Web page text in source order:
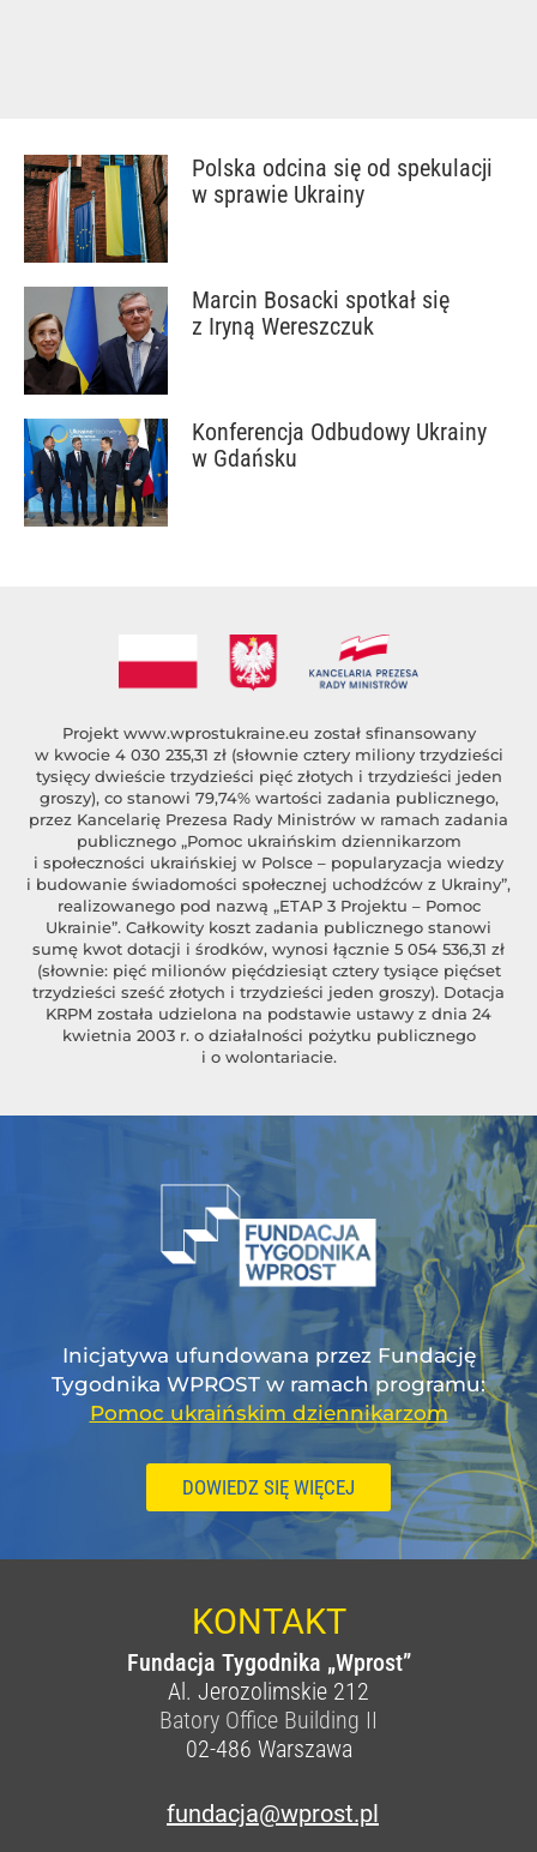
Polska odcina się od spekulacji
w sprawie Ukrainy
Marcin Bosacki spotkał się
z Iryną Wereszczuk
Konferencja Odbudowy Ukrainy
w Gdańsku
Projekt www.wprostukraine.eu został sfinansowany
w kwocie 4 030 235,31 zł (słownie cztery miliony trzydzieści
tysięcy dwieście trzydzieści pięć złotych i trzydzieści jeden
groszy), co stanowi 79,74% wartości zadania publicznego,
przez Kancelarię Prezesa Rady Ministrów w ramach zadania
publicznego „Pomoc ukraińskim dziennikarzom
i społeczności ukraińskiej w Polsce – popularyzacja wiedzy
i budowanie świadomości społecznej uchodźców z Ukrainy”,
realizowanego pod nazwą „ETAP 3 Projektu – Pomoc
Ukrainie”. Całkowity koszt zadania publicznego stanowi
sumę kwot dotacji i środków, wynosi łącznie 5 054 536,31 zł
(słownie: pięć milionów pięćdziesiąt cztery tysiące pięćset
trzydzieści sześć złotych i trzydzieści jeden groszy). Dotacja
KRPM została udzielona na podstawie ustawy z dnia 24
kwietnia 2003 r. o działalności pożytku publicznego
i o wolontariacie.
Inicjatywa ufundowana przez Fundację
Tygodnika WPROST w ramach programu:
Pomoc ukraińskim dziennikarzom
DOWIEDZ SIĘ WIĘCEJ
KONTAKT
Fundacja Tygodnika „Wprost”
Al. Jerozolimskie 212
Batory Office Building II
02-486 Warszawa
fundacja@wprost.pl